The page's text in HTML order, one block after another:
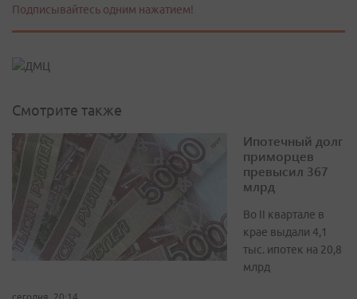
Подписывайтесь одним нажатием!
Смотрите также
Ипотечный долг
приморцев
превысил 367
млрд
Во II квартале в
крае выдали 4,1
тыс. ипотек на 20,8
млрд